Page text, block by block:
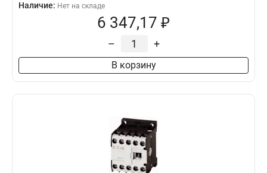
Наличие: Нет на складе
6 347,17 ₽
– +
В корзину